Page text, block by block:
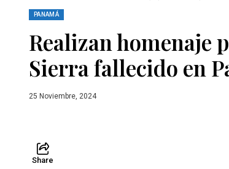
PANAMÁ
Realizan homenaje
Sierra fallecido en
25 Noviembre, 2024
día
periodista
que
se
conmemoró
pasado
de
Share